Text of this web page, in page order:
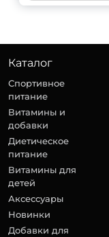
Каталог
Спортивное
питание
Витамины и
добавки
Диетическое
питание
Витамины для
детей
Аксессуары
Новинки
Добавки для